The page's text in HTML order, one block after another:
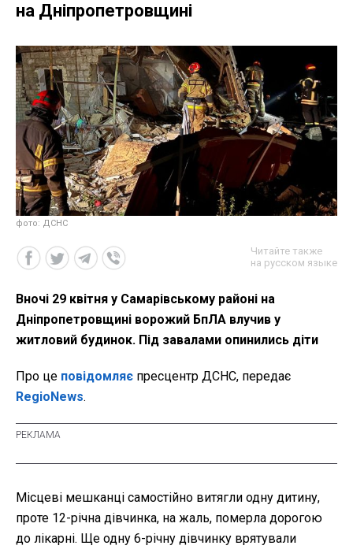
на Дніпропетровщині
фото: ДСНС
Читайте также
на русском языке
Вночі 29 квітня у Самарівському районі на
Дніпропетровщині ворожий БпЛА влучив у
житловий будинок. Під завалами опинились діти
Про це повідомляє пресцентр ДСНС, передає
RegioNews.
Місцеві мешканці самостійно витягли одну дитину,
проте 12-річна дівчинка, на жаль, померла дорогою
до лікарні. Ще одну 6-річну дівчинку врятували